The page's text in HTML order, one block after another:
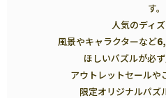
す。
人気のディ
風景やキャラクターなど
ほしいパズルが必
アウトレットセールや
限定オリジナルパズ